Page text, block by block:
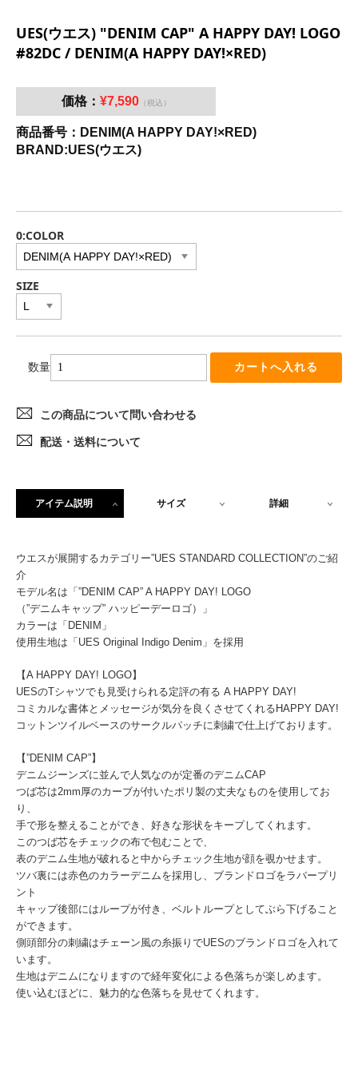
UES(ウエス) "DENIM CAP" A HAPPY DAY! LOGO
#82DC / DENIM(A HAPPY DAY!×RED)
価格： ¥7,590（税込）
商品番号：DENIM(A HAPPY DAY!×RED)
BRAND:UES(ウエス)
0:COLOR
SIZE
数量
この商品について問い合わせる
配送・送料について
アイテム説明 サイズ 詳細
ウエスが展開するカテゴリー”UES STANDARD COLLECTION”のご紹
介
モデル名は「”DENIM CAP” A HAPPY DAY! LOGO
（”デニムキャップ” ハッピーデーロゴ）」
カラーは「DENIM」
使用生地は「UES Original Indigo Denim」を採用
【A HAPPY DAY! LOGO】
UESのTシャツでも見受けられる定評の有る A HAPPY DAY!
コミカルな書体とメッセージが気分を良くさせてくれるHAPPY DAY!
コットンツイルベースのサークルパッチに刺繍で仕上げております。
【”DENIM CAP”】
デニムジーンズに並んで人気なのが定番のデニムCAP
つば芯は2mm厚のカーブが付いたポリ製の丈夫なものを使用してお
り、
手で形を整えることができ、好きな形状をキープしてくれます。
このつば芯をチェックの布で包むことで、
表のデニム生地が破れると中からチェック生地が顔を覗かせます。
ツバ裏には赤色のカラーデニムを採用し、ブランドロゴをラバープリ
ント
キャップ後部にはループが付き、ベルトループとしてぶら下げること
ができます。
側頭部分の刺繍はチェーン風の糸振りでUESのブランドロゴを入れて
います。
生地はデニムになりますので経年変化による色落ちが楽しめます。
使い込むほどに、魅力的な色落ちを見せてくれます。